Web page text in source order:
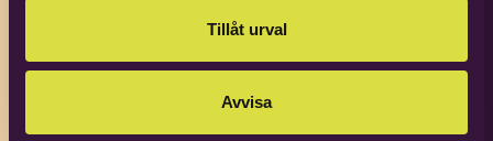
Tillåt urval
Avvisa
Andersson
Folkmusik och kör samt